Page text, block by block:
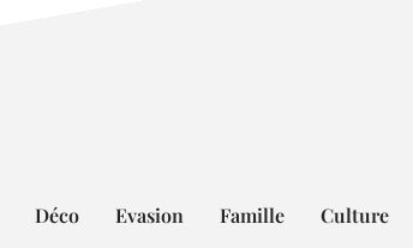
Déco Evasion Famille Culture